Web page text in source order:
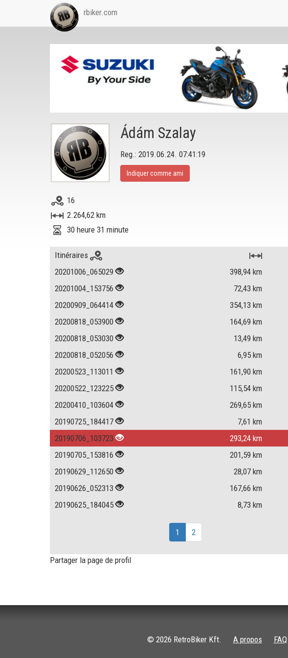
rbiker.com
Ádám Szalay
Reg.: 2019.06.24. 07:41:19
Indiquer comme ami
16
2.264,62 km
30 heure 31 minute
Itinéraires
20201006_065029
398,94 km
20201004_153756
72,43 km
20200909_064414
354,13 km
20200818_053900
164,69 km
20200818_053030
13,49 km
20200818_052056
6,95 km
20200523_113011
161,90 km
20200522_123225
115,54 km
20200410_103604
269,65 km
20190725_184417
7,61 km
20190706_103723
293,24 km
20190705_153816
201,59 km
20190629_112650
28,07 km
20190626_052313
167,66 km
20190625_184045
8,73 km
1 2
Partager la page de profil
© 2026 RetroBiker Kft. A propos FAQ